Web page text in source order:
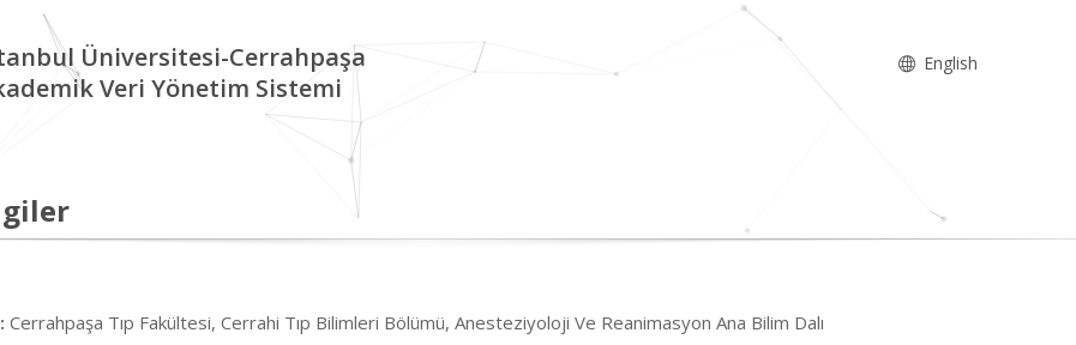
Üniversitesi-Cerrahpaşa
Veri Yönetim Sistemi
English
Cerrahpaşa Tıp Fakültesi, Cerrahi Tıp Bilimleri Bölümü, Anesteziyoloji Ve Reanimasyon Ana Bilim Dalı